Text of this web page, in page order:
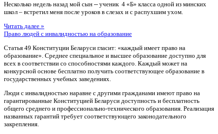
Несколько недель назад мой сын -- ученик 4 «Б» класса одной из минских
школ – встретил меня после уроков в слезах и с распухшим ухом.
Читать далее »
Право людей с инвалидностью на образование
Статья 49 Конституции Беларуси гласит: «каждый имеет право на
образование». Среднее специальное и высшее образование доступно для
всех в соответствии со способностями каждого. Каждый может на
конкурсной основе бесплатно получить соответствующее образование в
государственных учебных заведениях.
Люди с инвалидностью наравне с другими гражданами имеют право на
гарантированные Конституцией Беларуси доступность и бесплатность
общего среднего и профессионально-технического образования. Реализация
названных гарантий требует соответствующего законодательного
закрепления.